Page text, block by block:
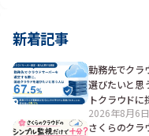
新着記事
勤務先でクラ
選びたいと思
トクラウド
2026年8月6日
さくらのクラ